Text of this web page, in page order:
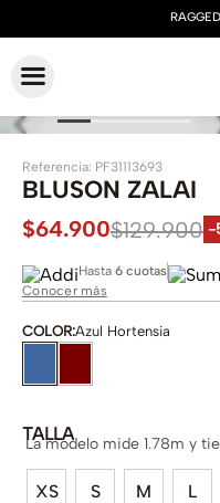
Referencia: PF31113693
BLUSON ZALAI
$64.900$129.900 -
Hasta 6 cuotas
Conocer más
COLOR:Azul Hortensia
TALLA
XS S M L
La modelo mide 1.78m y